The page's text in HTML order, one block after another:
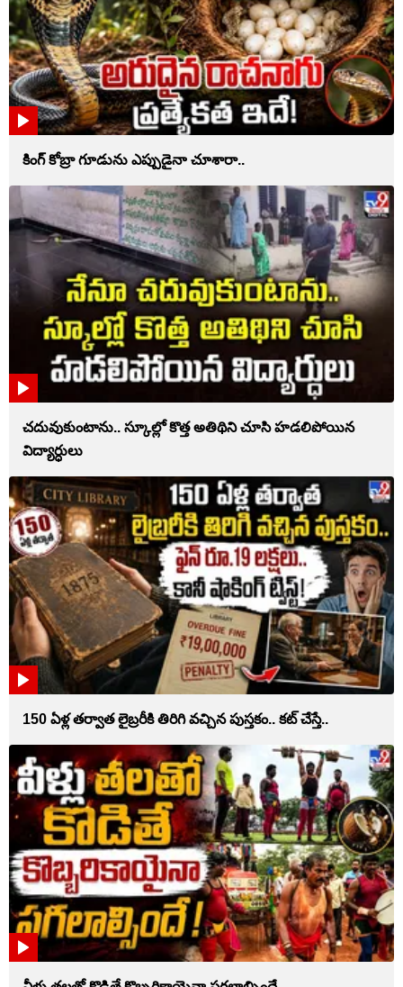
కింగ్ కోబ్రా గూడును ఎప్పుడైనా చూశారా..
చదువుకుంటాను.. స్కూల్లో కొత్త అతిథిని చూసి హడలిపోయిన
విద్యార్ధులు
150 ఏళ్ల తర్వాత లైబ్రరీకి తిరిగి వచ్చిన పుస్తకం.. కట్ చేస్తే..